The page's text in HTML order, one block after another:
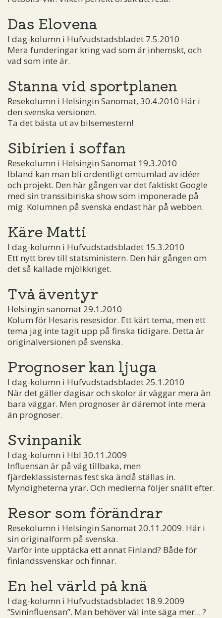
Das Elovena
I dag-kolumn i Hufvudstadsbladet 7.5.2010
Mera funderingar kring vad som är inhemskt, och
vad som inte är.
Stanna vid sportplanen
Resekolumn i Helsingin Sanomat, 30.4.2010 Här i
den svenska versionen.
Ta det bästa ut av bilsemestern!
Sibirien i soffan
Resekolumn i Helsingin Sanomat 19.3.2010
Ibland kan man bli ordentligt omtumlad av idéer
och projekt. Den här gången var det faktiskt Google
med sin transsibiriska show som imponerade på
mig. Kolumnen på svenska endast här på webben.
Käre Matti
I dag-kolumn i Hufvudstadsbladet 15.3.2010
Ett nytt brev till statsministern. Den här gången om
det så kallade mjölkkriget.
Två äventyr
Helsingin sanomat 29.1.2010
Kolum för Hesaris resesidor. Ett kärt tema, men ett
tema jag inte tagit upp på finska tidigare. Detta är
originalversionen på svenska.
Prognoser kan ljuga
I dag-kolumn i Hufvudstadsbladet 25.1.2010
När det gäller dagisar och skolor är väggar mera än
bara väggar. Men prognoser är däremot inte mera
än prognoser.
Svinpanik
I dag-kolumn i Hbl 30.11.2009
Influensan är på väg tillbaka, men
fjärdeklassisternas fest ska ändå ställas in.
Myndigheterna yrar. Och medierna följer snällt efter.
Resor som förändrar
Resekolumn i Helsingin Sanomat 20.11.2009. Här i
sin originalform på svenska.
Varför inte upptäcka ett annat Finland? Både för
finlandssvenskar och finnar.
En hel värld på knä
I dag-kolumn i Hufvudstadsbladet 18.9.2009
”Svininfluensan”. Man behöver väl inte säga mer... ?